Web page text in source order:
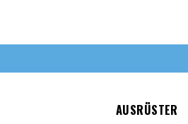
AUSRÜSTER